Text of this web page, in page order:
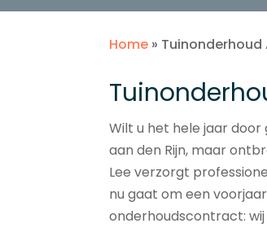
Home » Tuinonderhoud
Wilt u het hele jaar
aan den Rijn, maar
Lee verzorgt
nu gaat om een
onderhoudscontract: